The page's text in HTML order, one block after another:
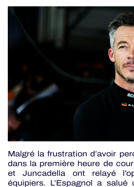
Malgré la frustration d’avoir
dans la première heure de
et Juncadella ont relayé
équipiers. L’Espagnol a salué